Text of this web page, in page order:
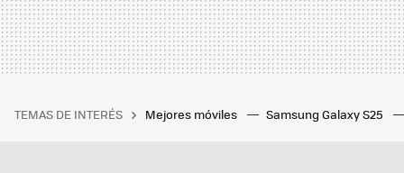
TEMAS DE INTERÉS Mejores móviles Samsung Galaxy S25